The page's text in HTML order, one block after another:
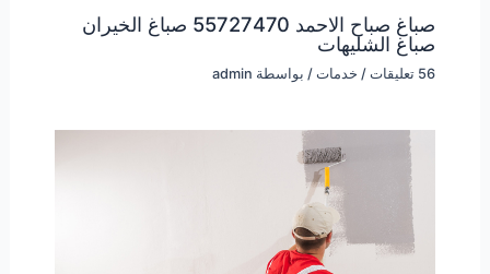
صباغ صباح الاحمد 55727470 صباغ الخيران
صباغ الشليهات
56 تعليقات / خدمات/ بواسطة admin